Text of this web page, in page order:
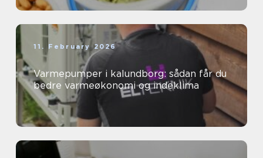
11. February 2026
Varmepumper i kalundborg: sådan får du
bedre varmeøkonomi og indeklima